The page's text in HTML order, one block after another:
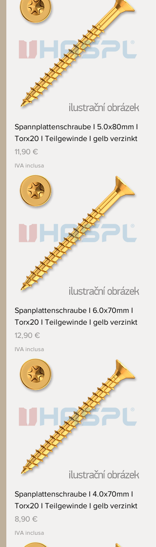
Spannplattenschraube I 5.0x80mm I
Torx20 I Teilgewinde I gelb verzinkt
Prezzo
11,90 €
IVA inclusa
Spanplattenschraube I 6.0x70mm I
Torx20 I Teilgewinde I gelb verzinkt
Prezzo
12,90 €
IVA inclusa
Spanplattenschraube I 4.0x70mm I
Torx20 I Teilgewinde I gelb verzinkt
Prezzo
8,90 €
IVA inclusa